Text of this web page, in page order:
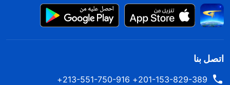
اتصل بنا
201-153-829-389+ 213-551-750-916+